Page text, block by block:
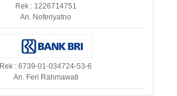
Rek : 1226714751
An. Noferiyatno
Rek : 6739-01-034724-53-6
An. Feri Rahmawati